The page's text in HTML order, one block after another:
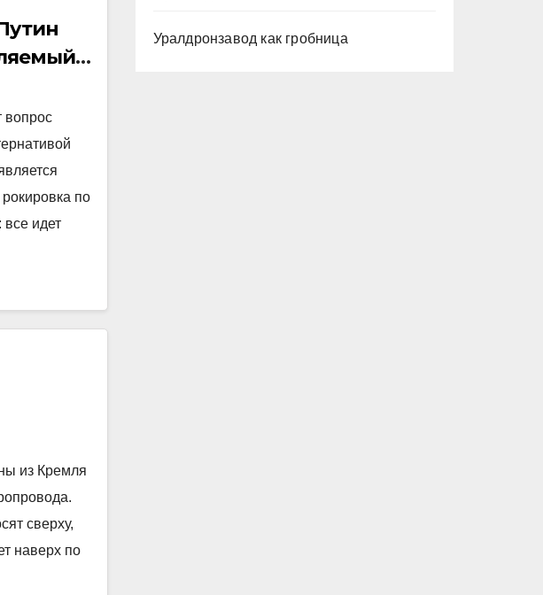
вопрос
по
все идет
из Кремля
сверху,
наверх по
Уралдронзавод как гробница